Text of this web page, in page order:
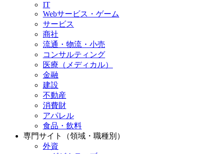
IT
Webサービス・ゲーム
サービス
商社
流通・物流・小売
コンサルティング
医療（メディカル）
金融
建設
不動産
消費財
アパレル
食品・飲料
専門サイト（領域・職種別）
外資